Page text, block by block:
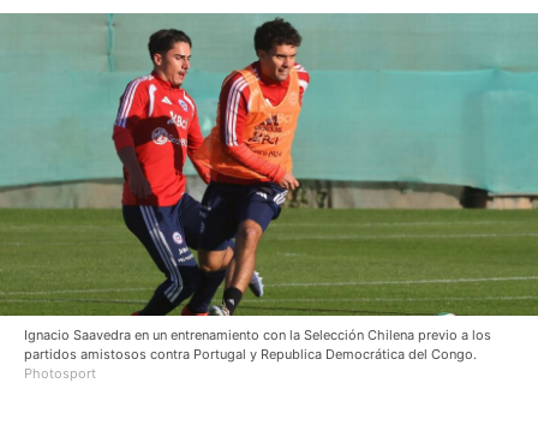
Ignacio Saavedra en un entrenamiento con la Selección Chilena previo a los
partidos amistosos contra Portugal y Republica Democrática del Congo.
Photosport